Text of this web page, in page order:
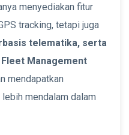
menyediakan fitur
tracking, tetapi juga
telematika, serta
Management
mendapatkan
mendalam dalam